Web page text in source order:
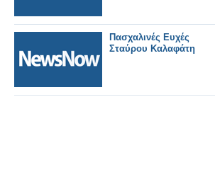
Πασχαλινές Ευχές
Σταύρου Καλαφάτη